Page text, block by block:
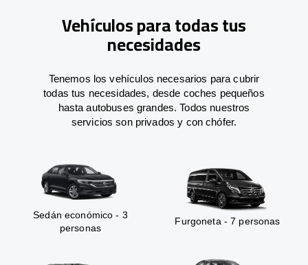
Vehículos para todas tus
necesidades
Tenemos los vehículos necesarios para cubrir
todas tus necesidades, desde coches pequeños
hasta autobuses grandes. Todos nuestros
servicios son privados y con chófer.
Sedán económico - 3
personas
Furgoneta - 7 personas